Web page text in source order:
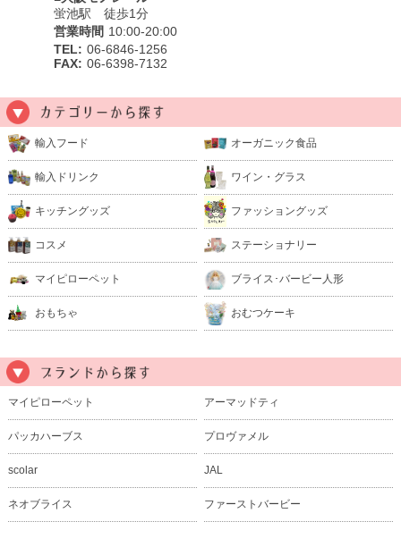
蛍池駅 徒歩1分
営業時間 10:00-20:00
TEL: 06-6846-1256
FAX: 06-6398-7132
輸入フード オーガニック食品
輸入ドリンク ワイン・グラス
キッチングッズ ファッショングッズ
コスメ ステーショナリー
マイピローペット ブライス･バービー人形
おもちゃ おむつケーキ
マイピローペット アーマッドティ
パッカハーブス プロヴァメル
scolar JAL
ネオブライス ファーストバービー